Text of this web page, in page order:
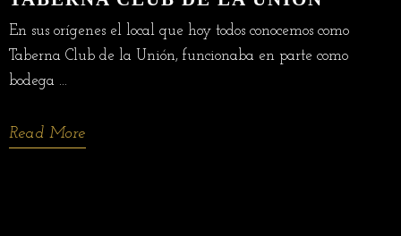
En sus orígenes el local que hoy todos conocemos como
Taberna Club de la Unión, funcionaba en parte como
bodega ...
Read More